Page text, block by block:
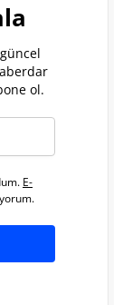
ol.
E-